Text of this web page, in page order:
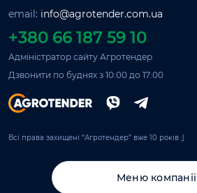
Меню компанії
email: info@agrotender.com.ua
+380 66 187 59 10
Адміністратор сайту Агротендер
Дзвонити по буднях з 10:00 до 17:00
Всі права захищені “Агротендер” вже 10 років ;)